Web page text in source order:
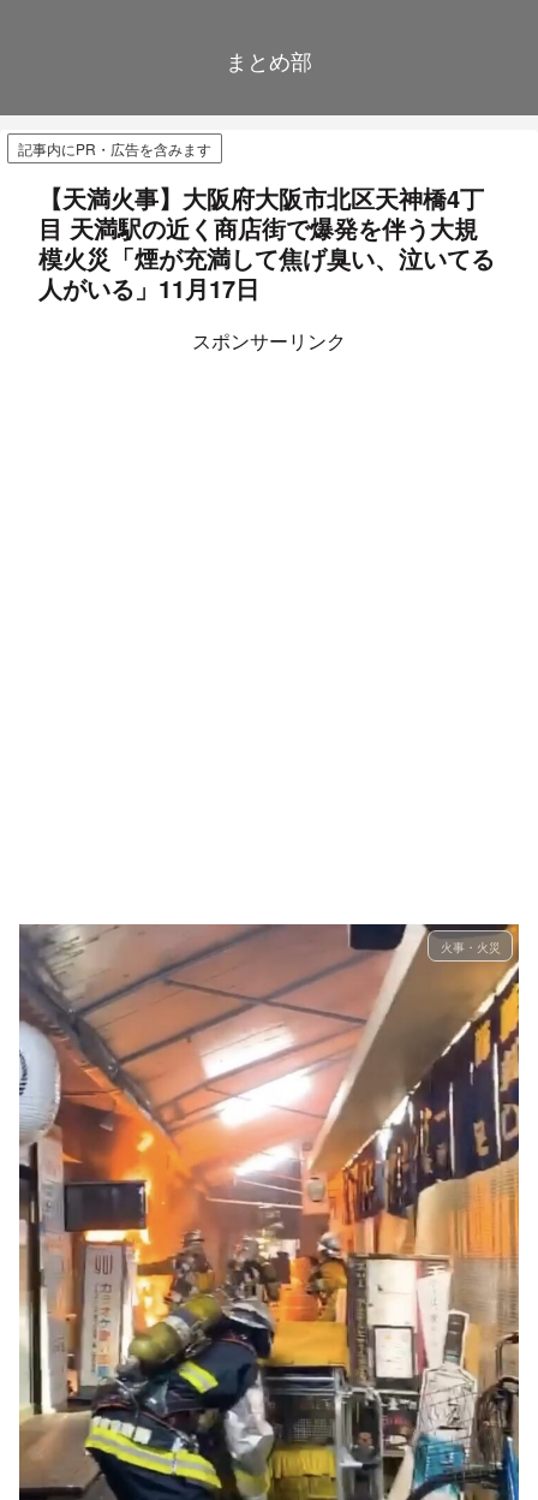
まとめ部
記事内にPR・広告を含みます
【天満火事】大阪府大阪市北区天神橋4丁
目 天満駅の近く商店街で爆発を伴う大規
模火災「煙が充満して焦げ臭い、泣いてる
人がいる」11月17日
スポンサーリンク
火事・火災